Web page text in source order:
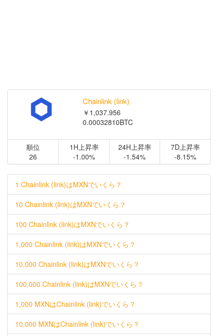
Chainlink (link)
￥1,037.956
0.00032810BTC
順位
26
1H上昇率
-1.00%
24H上昇率
-1.54%
7D上昇率
-8.15%
1 Chainlink (link)はMXNでいくら？
10 Chainlink (link)はMXNでいくら？
100 Chainlink (link)はMXNでいくら？
1,000 Chainlink (link)はMXNでいくら？
10,000 Chainlink (link)はMXNでいくら？
100,000 Chainlink (link)はMXNでいくら？
1,000 MXNはChainlink (link)でいくら？
10,000 MXNはChainlink (link)でいくら？